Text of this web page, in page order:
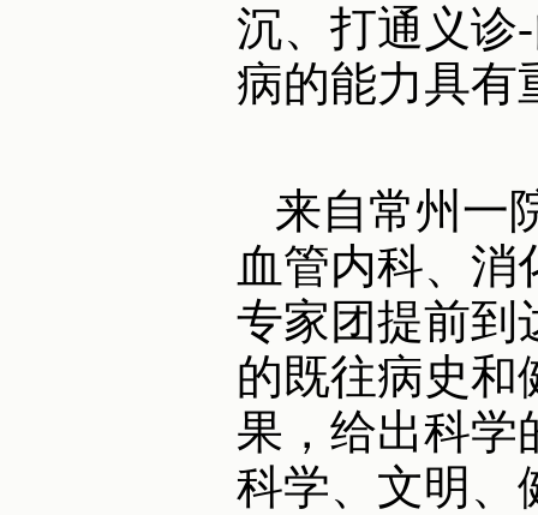
沉、打通义诊
病的能力具有
来自常州一
血管内科、
专家团提前到
的既往病史和
果，给出科学
科学、文明、